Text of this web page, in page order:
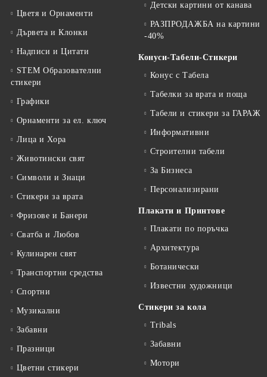
Цветя и Орнаменти
Дървета и Клонки
Надписи и Цитати
STEM Образователни
стикери
Графики
Орнаменти за ел. ключ
Лица и Хора
Животински свят
Символи и Знаци
Стикери за врата
Фризове и Банери
Сватба и Любов
Кулинарен свят
Транспортни средства
Спортни
Музикални
Забавни
Празници
Цветни стикери
Детски картини от канава
РАЗПРОДАЖБА на картини
-40%
Конуси-Табели-Стикери
Конус с Табела
Табелки за врата и поща
Табели и стикери за ГАРАЖ
Информативни
Строителни табели
За Бизнеса
Персонализирани
Плакати и Принтове
Плакати по поръчка
Архитектура
Ботанически
Известни художници
Стикери за кола
Tribals
Забавни
Мотори